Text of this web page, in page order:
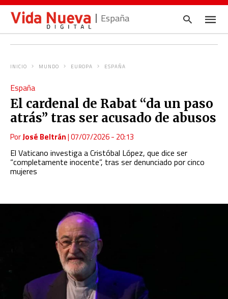
España
y
pulsa
en
INICIO MUNDO EUROPA ESPAÑA
España
El cardenal de Rabat “da un paso
atrás” tras ser acusado de abusos
PorJosé Beltrán|07/07/2026 - 20:13
El Vaticano investiga a Cristóbal López, que dice ser
“completamente inocente”, tras ser denunciado por cinco
mujeres